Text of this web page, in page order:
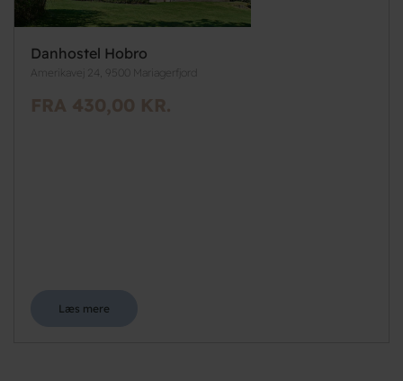
Danhostel Hobro
Amerikavej 24, 9500 Mariagerfjord
FRA 430,00 KR.
Læs mere